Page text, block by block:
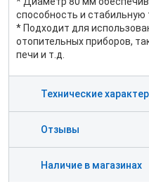
способность и стабильную
* Подходит для
отопительных приборов,
печи и т.д.
Технические
Отзывы
Наличие в магазинах